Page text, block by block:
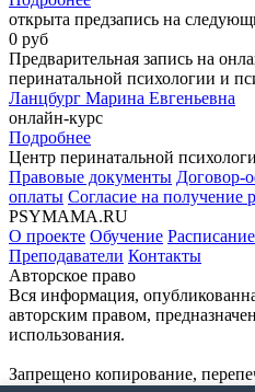
открыта предзапись на
0 руб
Предварительная запись на
перинатальной психологии и
Ланцбург Марина Евгеньевна
онлайн-курс
Подробнее
Центр перинатальной
Правовые документы Договор-
оплаты Согласие на получение
PSYMAMA.RU
О проекте Обучение Расписание
Преподаватели Контакты
Авторское право
Вся информация,
авторским правом,
использования.
Запрещено копирование,